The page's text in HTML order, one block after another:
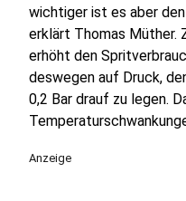
wichtiger ist es aber
erklärt Thomas Müther.
erhöht den
deswegen auf Druck,
0,2 Bar drauf zu legen.
Anzeige